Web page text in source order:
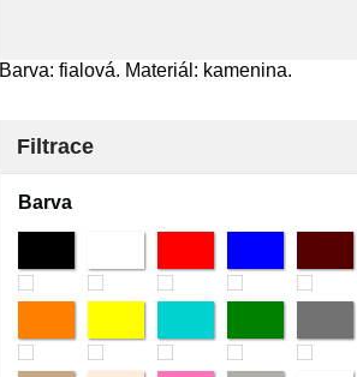
Barva: fialová. Materiál: kamenina.
Filtrace
Barva